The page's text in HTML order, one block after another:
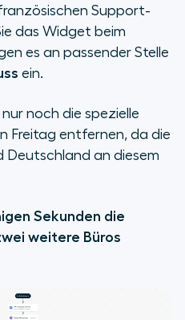
Support-
das Widget beim
es an passender Stelle
ein.
noch die spezielle
Freitag entfernen, da die
Deutschland an diesem
Sekunden die
weitere Büros